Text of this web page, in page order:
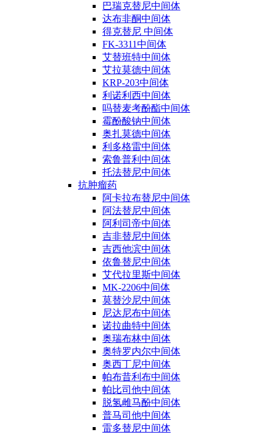
巴瑞克替尼中间体
达布非酮中间体
得克替尼 中间体
FK-3311中间体
艾替班特中间体
艾拉莫德中间体
KRP-203中间体
利诺利西中间体
吗替麦考酚酯中间体
霉酚酸钠中间体
奥扎莫德中间体
利多格雷中间体
索鲁普利中间体
托法替尼中间体
抗肿瘤药
阿卡拉布替尼中间体
阿法替尼中间体
阿利司帝中间体
吉非替尼中间体
吉西他滨中间体
依鲁替尼中间体
艾代拉里斯中间体
MK-2206中间体
莫替沙尼中间体
尼达尼布中间体
诺拉曲特中间体
奥瑞布林中间体
奥特罗内尔中间体
奥西丁尼中间体
帕布昔利布中间体
帕比司他中间体
脱氢雌马酚中间体
普马司他中间体
雷多替尼中间体